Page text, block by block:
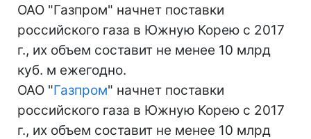
ОАО "Газпром" начнет поставки
российского газа в Южную Корею с 2017
г., их объем составит не менее 10 млрд
куб. м ежегодно.
ОАО "Газпром" начнет поставки
российского газа в Южную Корею с 2017
г., их объем составит не менее 10 млрд